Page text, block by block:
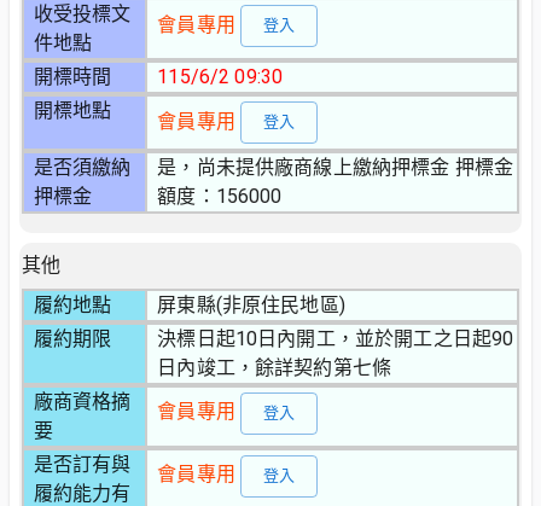
收受投標文
件地點
會員專用 登入
開標時間
115/6/2 09:30
開標地點
會員專用 登入
是否須繳納
押標金
是，尚未提供廠商線上繳納押標金 押標金
額度：156000
其他
履約地點
屏東縣(非原住民地區)
履約期限
決標日起10日內開工，並於開工之日起90
日內竣工，餘詳契約第七條
廠商資格摘
要
會員專用 登入
是否訂有與
履約能力有
會員專用 登入